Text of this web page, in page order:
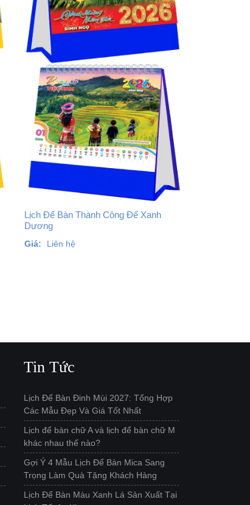
Lịch Để Bàn Thành Công Đế Xanh
Dương
Giá: Liên hệ
Tin Tức
Lịch Để Bàn Đinh Mùi 2027: Tổng Hợp
Các Mẫu Đẹp Và Giá Tốt Nhất
Lịch để bàn chữ A và lịch để bàn chữ M
khác nhau thế nào?
Gợi Ý 4 Mẫu Lịch Để Bàn Mica Sang
Trọng Làm Quà Tặng Khách Hàng
Lịch Để Bàn Màu Xanh Lá Sản Xuất Tại